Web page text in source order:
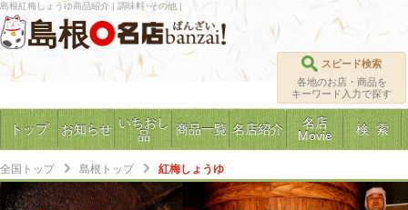
島根紅梅しょうゆ商品紹介 | 調味料･その他 |
島根
スピード検索
各地のお店・商品を
キーワード入力で探す
トップ お知らせ いちおし
品
商品一覧 名店紹介
名店
Movie
検 索
全国トップ 島根トップ 紅梅しょうゆ